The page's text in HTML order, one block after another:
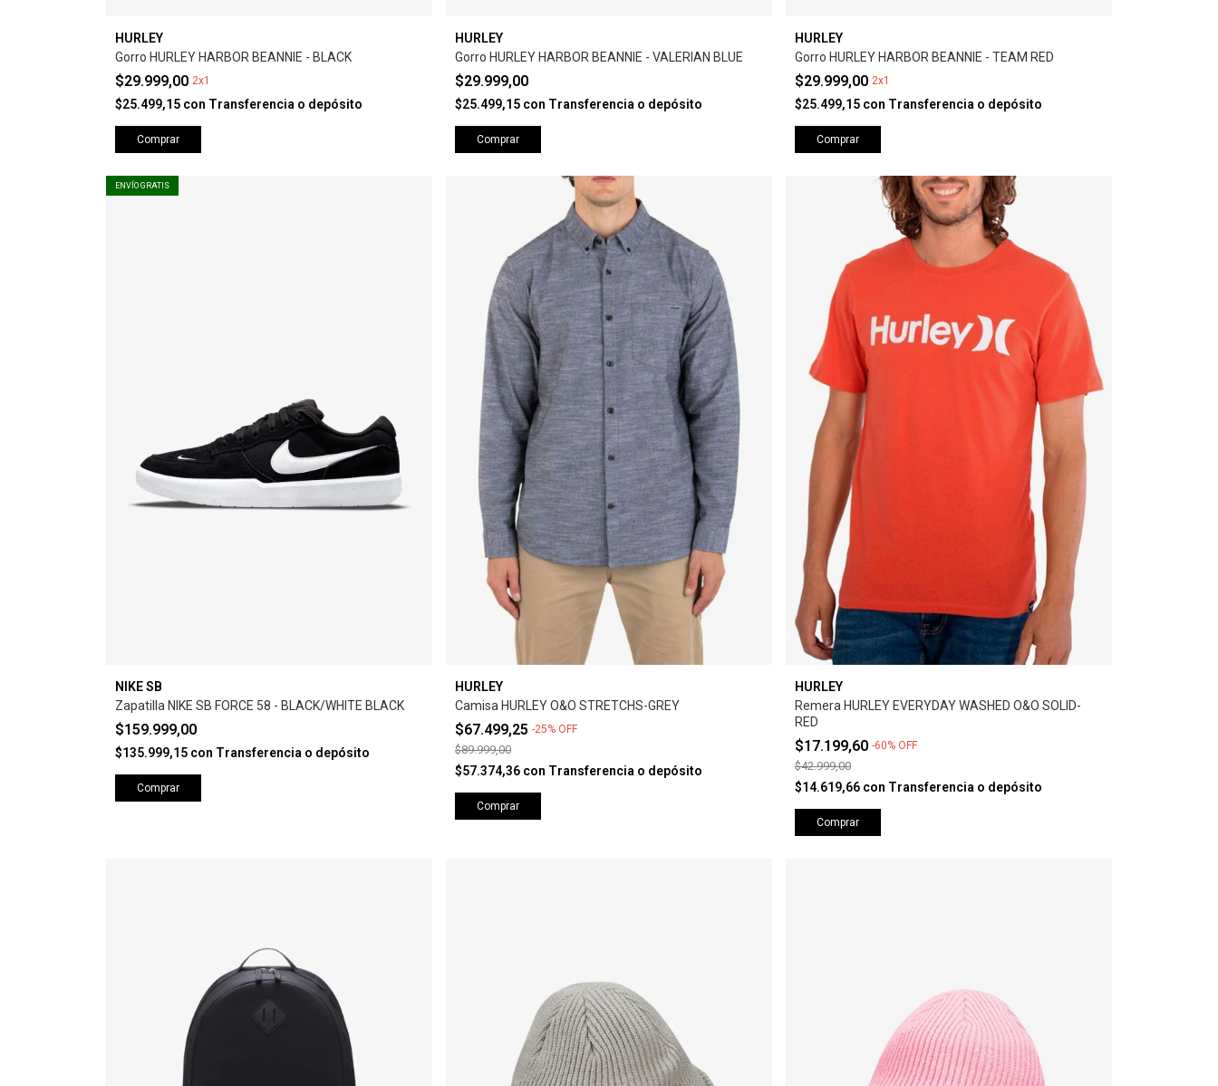
HURLEY
Gorro HURLEY HARBOR BEANNIE - BLACK
$29.999,00 2x1
$25.499,15 con Transferencia o depósito
Comprar
HURLEY
Gorro HURLEY HARBOR BEANNIE - VALERIAN BLUE
$29.999,00
$25.499,15 con Transferencia o depósito
Comprar
HURLEY
Gorro HURLEY HARBOR BEANNIE - TEAM RED
$29.999,00 2x1
$25.499,15 con Transferencia o depósito
Comprar
ENVÍO GRATIS
NIKE SB
Zapatilla NIKE SB FORCE 58 - BLACK/WHITE BLACK
$159.999,00
$135.999,15 con Transferencia o depósito
Comprar
HURLEY
Camisa HURLEY O&O STRETCHS-GREY
$67.499,25 -25% OFF
$89.999,00
$57.374,36 con Transferencia o depósito
Comprar
HURLEY
Remera HURLEY EVERYDAY WASHED O&O SOLID-
RED
$17.199,60 -60% OFF
$42.999,00
$14.619,66 con Transferencia o depósito
Comprar